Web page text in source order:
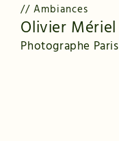
// Ambiances
Olivier Mériel
Photographe Paris